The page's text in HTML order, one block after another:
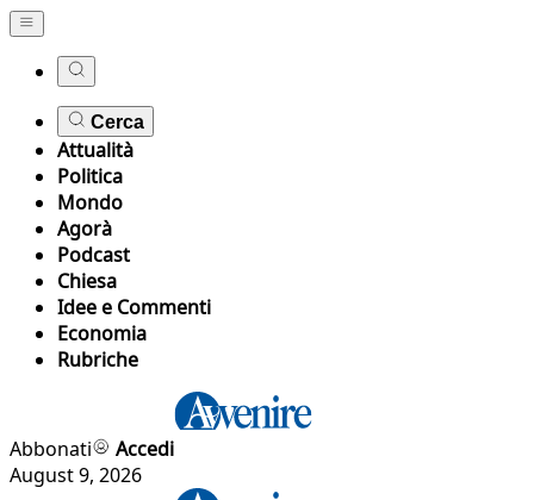
Cerca
Attualità
Politica
Mondo
Agorà
Podcast
Chiesa
Idee e Commenti
Economia
Rubriche
Abbonati
Accedi
August 9, 2026